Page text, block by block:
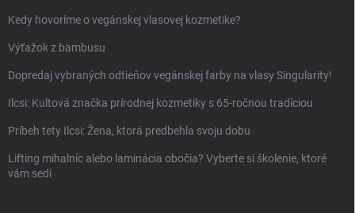
Kedy hovoríme o vegánskej vlasovej kozmetike?
Výťažok z bambusu
Dopredaj vybraných odtieňov vegánskej farby na vlasy Singularity!
Ilcsi: Kultová značka prírodnej kozmetiky s 65-ročnou tradíciou
Príbeh tety Ilcsi: Žena, ktorá predbehla svoju dobu
Lifting mihalníc alebo laminácia obočia? Vyberte si školenie, ktoré
vám sedí